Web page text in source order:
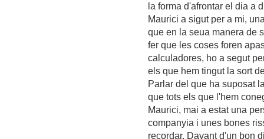
la forma d'afrontar el dia a
Maurici a sigut per a mi,
que en la seua manera de
fer que les coses foren
calculadores, ho a segut
els que hem tingut la sort
Parlar del que ha suposat
que tots els que l'hem
Maurici, mai a estat una
companyia i unes bones
recordar. Davant d'un bon